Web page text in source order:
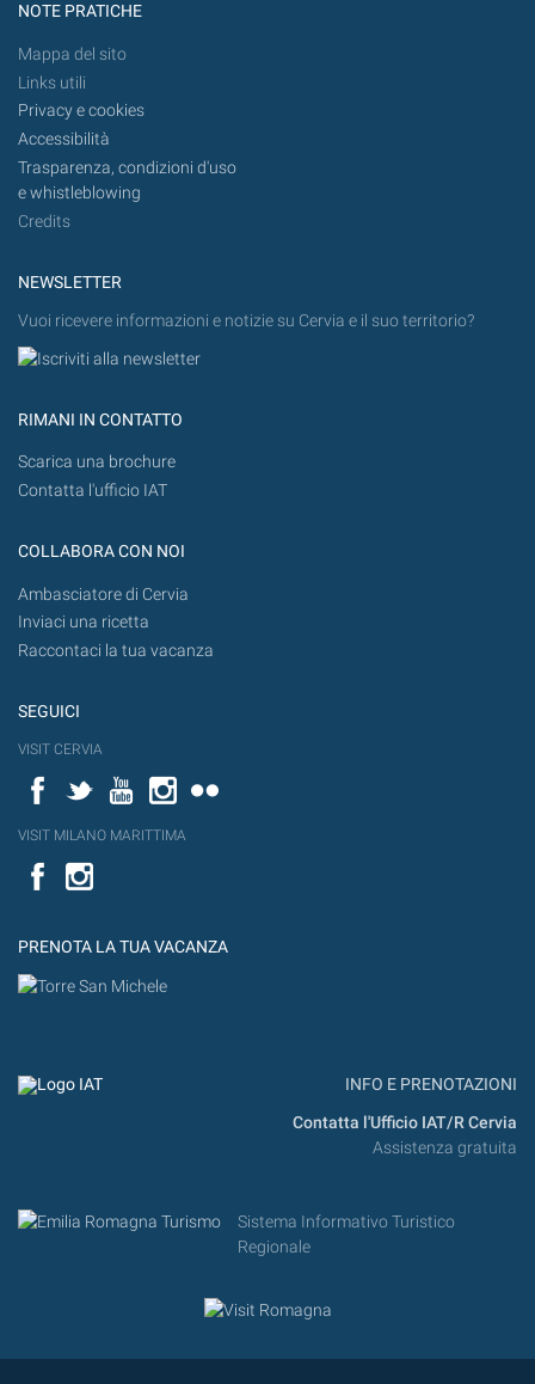
NOTE PRATICHE
Mappa del sito
Links utili
Privacy e cookies
Accessibilità
Trasparenza, condizioni d'uso
e whistleblowing
Credits
NEWSLETTER
Vuoi ricevere informazioni e notizie su Cervia e il suo territorio?
RIMANI IN CONTATTO
Scarica una brochure
Contatta l'ufficio IAT
COLLABORA CON NOI
Ambasciatore di Cervia
Inviaci una ricetta
Raccontaci la tua vacanza
SEGUICI
VISIT CERVIA
FacebookTwitterYouTubeInstagram
VISIT MILANO MARITTIMA
Facebook
PRENOTA LA TUA VACANZA
INFO E PRENOTAZIONI
Contatta l'Ufficio IAT/R Cervia
Assistenza gratuita
Sistema Informativo Turistico
Regionale